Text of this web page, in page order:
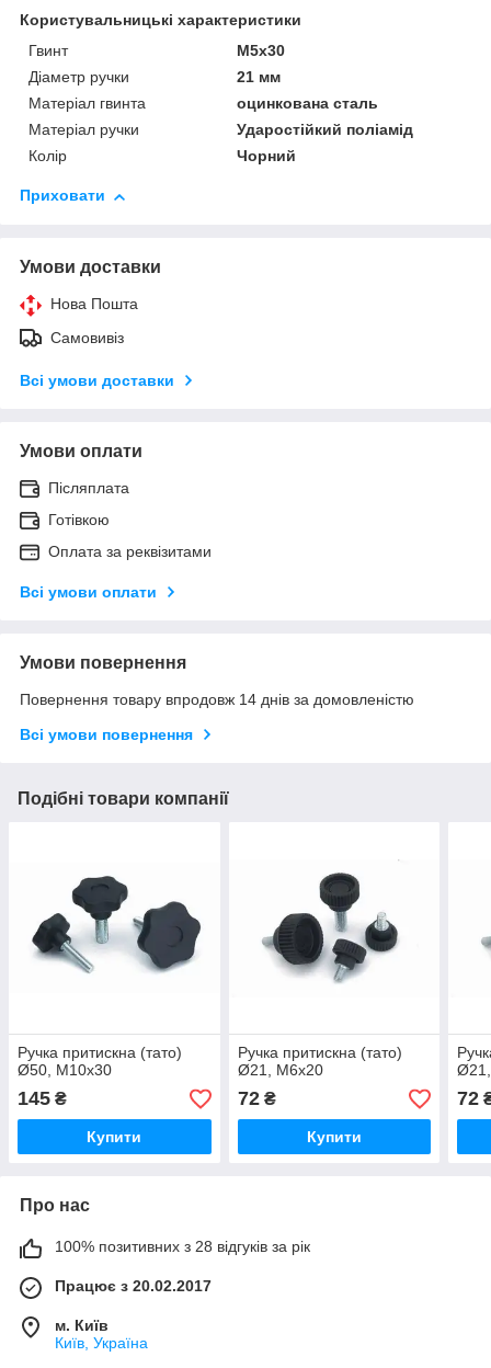
Користувальницькі характеристики
Гвинт
М5х30
Діаметр ручки
21 мм
Матеріал гвинта
оцинкована сталь
Матеріал ручки
Ударостійкий поліамід
Колір
Чорний
Приховати
Умови доставки
Нова Пошта
Самовивіз
Всі умови доставки
Умови оплати
Післяплата
Готівкою
Оплата за реквізитами
Всі умови оплати
Умови повернення
Повернення товару впродовж 14 днів за домовленістю
Всі умови повернення
Подібні товари компанії
Ручка притискна (тато)
Ø50, М10x30
145 ₴
Купити
Ручка притискна (тато)
Ø21, М6x20
72₴
Купити
72
Про нас
100% позитивних з 28 відгуків за рік
Працює з 20.02.2017
м. Київ
Київ, Україна